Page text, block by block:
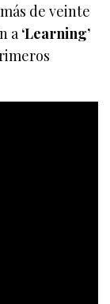
de veinte
a ‘Learning’